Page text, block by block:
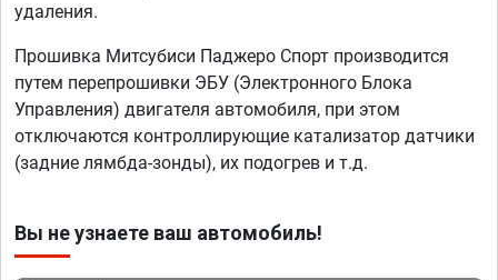
удаления.
Прошивка Митсубиси Паджеро Спорт производится
путем перепрошивки ЭБУ (Электронного Блока
Управления) двигателя автомобиля, при этом
отключаются контроллирующие катализатор датчики
(задние лямбда-зонды), их подогрев и т.д.
Вы не узнаете ваш автомобиль!